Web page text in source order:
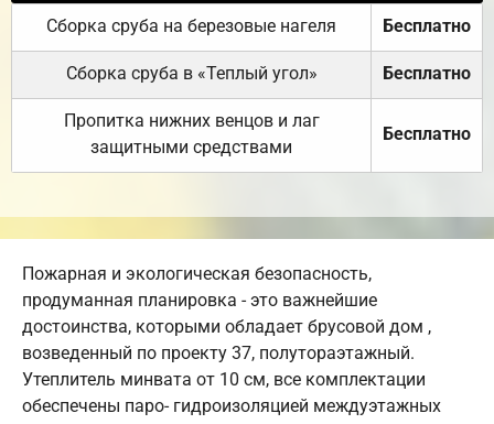
Сборка сруба на березовые нагеля Бесплатно
Сборка сруба в «Теплый угол» Бесплатно
Пропитка нижних венцов и лаг
защитными средствами
Бесплатно
Пожарная и экологическая безопасность,
продуманная планировка - это важнейшие
достоинства, которыми обладает брусовой дом ,
возведенный по проекту 37, полутораэтажный.
Утеплитель минвата от 10 см, все комплектации
обеспечены паро- гидроизоляцией междуэтажных